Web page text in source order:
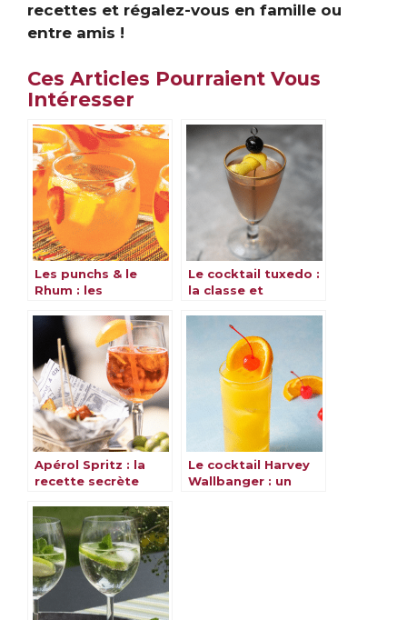
recettes et régalez-vous en famille ou
entre amis !
Ces Articles Pourraient Vous
Intéresser
Les punchs & le
Rhum : les
Le cocktail tuxedo :
la classe et
Apérol Spritz : la
recette secrète
inoubliable
Le cocktail Harvey
Wallbanger : un